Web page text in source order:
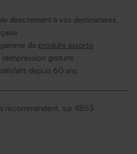
directement à vos destinataires.
de produits assortis
gratuite
depuis 60 ans
recommandent, sur 4863